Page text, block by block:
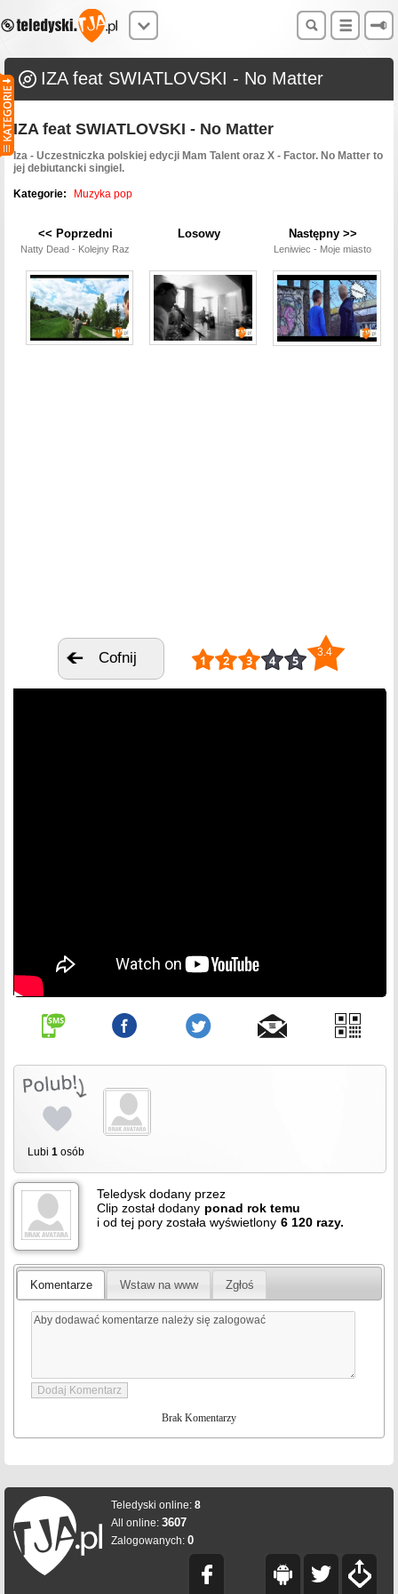
IZA feat SWIATLOVSKI - No Matter
IZA feat SWIATLOVSKI - No Matter
Iza - Uczestniczka polskiej edycji Mam Talent oraz X - Factor. No Matter to
jej debiutancki singiel.
Kategorie: Muzyka pop
<< Poprzedni
Natty Dead - Kolejny Raz
Losowy Następny >>
Leniwiec - Moje miasto
Cofnij 3.4
Lubi 1 osób
Teledysk dodany przez
Clip został dodany ponad rok temu
i od tej pory została wyświetlony 6 120 razy.
Komentarze Wstaw na www Zgłoś
Brak Komentarzy
Teledyski online: 8
All online: 3607
Zalogowanych: 0